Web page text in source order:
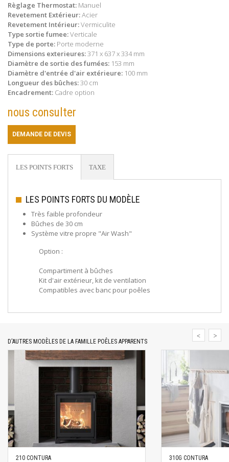
Règlage Thermostat: Manuel
Revetement Extérieur:Acier
Revetement Intérieur:Vermiculite
Type sortie fumee:Verticale
Type de porte: Porte moderne
Dimensions exterieures:371 x 637 x 334 mm
Diamètre de sortie des fumées: 153 mm
Diamètre d'entrée d'air extérieure: 100 mm
Longueur des bûches:30 cm
Encadrement: Cadre option
nous consulter
DEMANDE DE DEVIS
LES POINTS FORTS TAXE
LES POINTS FORTS DU MODÈLE
Très faible profondeur
Bûches de 30 cm
Système vitre propre "Air Wash"
Option :
Compartiment à bûches
Kit d'air extérieur, kit de ventilation
Compatibles avec banc pour poêles
D'AUTRES MODÈLES DE LA FAMILLE POÊLES APPARENTS
210 CONTURA 310G CONTURA